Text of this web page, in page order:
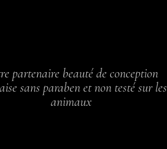
partenaire beauté de conception
sans paraben et non testé sur les
animaux